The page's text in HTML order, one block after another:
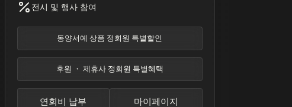
전시 및 행사 참여
동양서예 상품 정회원 특별할인
후원 ・ 제휴사 정회원 특별혜택
연회비 납부 마이페이지